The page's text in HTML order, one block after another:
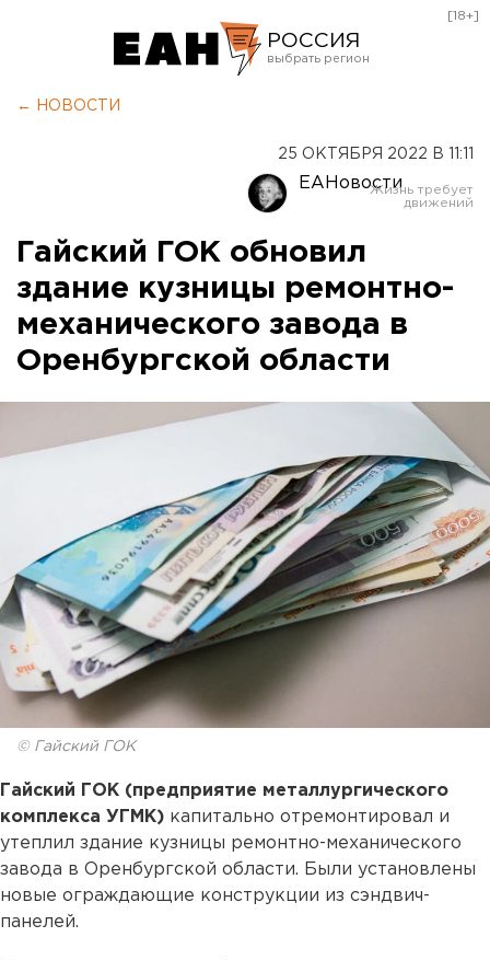
РОССИЯ
Оренбург
[18+]
← НОВОСТИ
25 ОКТЯБРЯ 2022 В 11:11
ЕАНовости
Гайский ГОК обновил
здание кузницы ремонтно-
механического завода в
Оренбургской области
© Гайский ГОК
Гайский ГОК (предприятие металлургического
комплекса УГМК) капитально отремонтировал и
утеплил здание кузницы ремонтно-механического
завода в Оренбургской области. Были установлены
новые ограждающие конструкции из сэндвич-
панелей.